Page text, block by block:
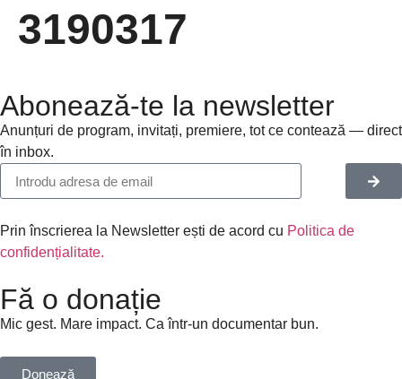
3190317
Abonează-te la newsletter
Anunțuri de program, invitați, premiere, tot ce contează — direct
în inbox.
Prin înscrierea la Newsletter ești de acord cu Politica de
confidențialitate.
Fă o donație
Mic gest. Mare impact. Ca într-un documentar bun.
Donează